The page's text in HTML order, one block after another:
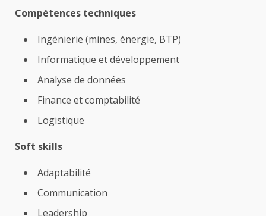
Compétences techniques
Ingénierie (mines, énergie, BTP)
Informatique et développement
Analyse de données
Finance et comptabilité
Logistique
Soft skills
Adaptabilité
Communication
Leadership